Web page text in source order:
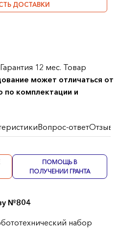
ДОСТАВКИ
12 мес. Товар
может отличаться от
по комплектации и
Вопрос-ответОтзывы
ПОМОЩЬ В
ПОЛУЧЕНИИ ГРАНТА
№804
набор